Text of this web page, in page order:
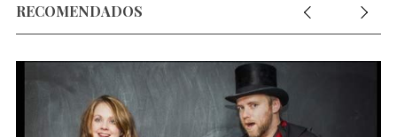
RECOMENDADOS